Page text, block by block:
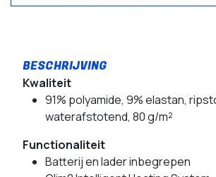
Kwaliteit
91% polyamide, 9% elastan,
waterafstotend, 80 g/m²
Functionaliteit
Batterij en lader inbegrepen